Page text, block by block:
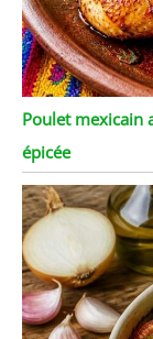
Poulet mexicain
épicée